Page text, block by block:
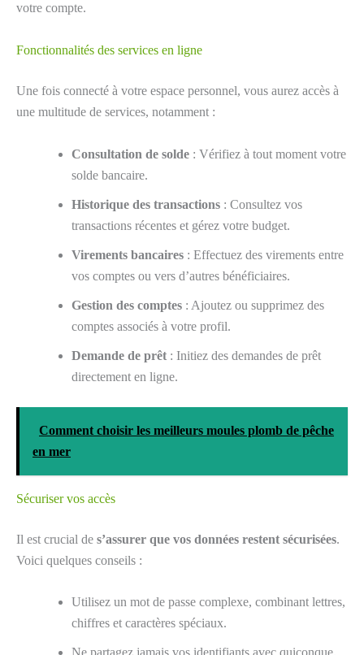
votre compte.
Fonctionnalités des services en ligne
Une fois connecté à votre espace personnel, vous aurez accès à
une multitude de services, notamment :
Consultation de solde : Vérifiez à tout moment votre
solde bancaire.
Historique des transactions : Consultez vos
transactions récentes et gérez votre budget.
Virements bancaires : Effectuez des virements entre
vos comptes ou vers d’autres bénéficiaires.
Gestion des comptes : Ajoutez ou supprimez des
comptes associés à votre profil.
Demande de prêt : Initiez des demandes de prêt
directement en ligne.
Comment choisir les meilleurs moules plomb de pêche
en mer
Sécuriser vos accès
Il est crucial de s’assurer que vos données restent sécurisées.
Voici quelques conseils :
Utilisez un mot de passe complexe, combinant lettres,
chiffres et caractères spéciaux.